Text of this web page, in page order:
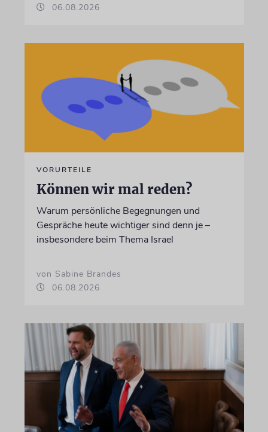
06.08.2026
VORURTEILE
Können wir mal reden?
Warum persönliche Begegnungen und
Gespräche heute wichtiger sind denn je –
insbesondere beim Thema Israel
von Sabine Brandes
06.08.2026